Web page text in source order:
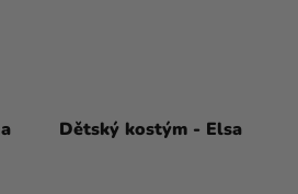
Dětský kostým - Elsa